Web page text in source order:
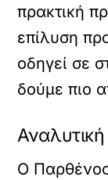
πρακτική
επίλυση
οδηγεί σε
δούμε πιο
Ο